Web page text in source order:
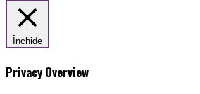
Închide
Privacy Overview